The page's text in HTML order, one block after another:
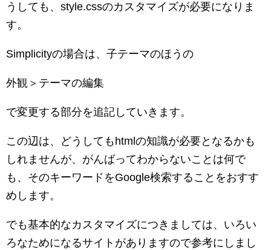
うしても、style.cssのカスタマイズが必要になりま
す。
Simplicityの場合は、子テーマのほうの
外観＞テーマの編集
で変更する部分を追記していきます。
この辺は、どうしてもhtmlの知識が必要となるかも
しれませんが、がんばってわからないことは何で
も、そのキーワードをGoogle検索することをおすす
めします。
でも基本的なカスタマイズにつきましては、いろい
ろなためになるサイトがありますので参考にしまし